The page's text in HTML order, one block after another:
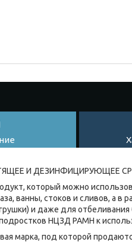
И ДЕЗИНФИЦИРУЮЩЕЕ
который можно
ванны, стоков и сливов, а
и даже для
НЦЗД РАМН к
марка, под которой